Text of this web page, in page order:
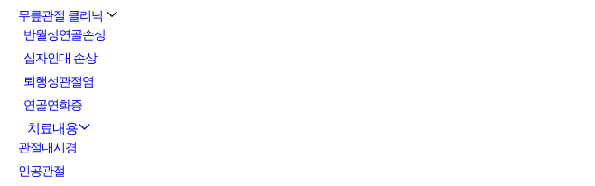
무릎관절 클리닉
반월상연골손상
십자인대 손상
퇴행성관절염
연골연화증
치료내용
관절내시경
인공관절